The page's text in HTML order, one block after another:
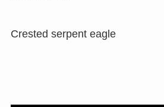
Crested serpent eagle